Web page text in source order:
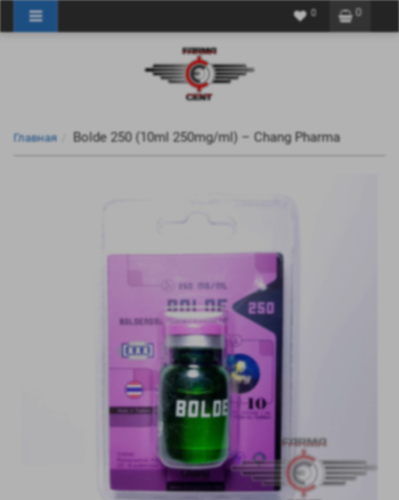
0
0
Главная Bolde 250 (10ml 250mg/ml) – Chang Pharma